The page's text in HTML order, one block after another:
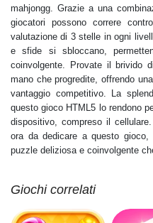
mahjongg. Grazie a una
giocatori possono correre
valutazione di 3 stelle in ogni
e sfide si sbloccano,
coinvolgente. Provate il brivido
mano che progredite, offrendo
vantaggio competitivo. La
questo gioco HTML5 lo rendono
dispositivo, compreso il
ora da dedicare a questo gioco,
puzzle deliziosa e coinvolgente
Giochi correlati